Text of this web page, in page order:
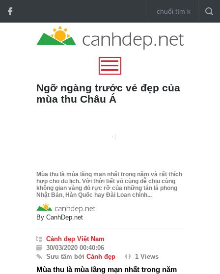
Ngỡ ngàng trước vẻ đẹp của
mùa thu Châu Á
Mùa thu là mùa lãng mạn nhất trong năm và rất thích
hợp cho du lịch. Với thời tiết vô cùng dễ chịu cùng
không gian vàng đỏ rực rỡ của những tán lá phong
Nhật Bản, Hàn Quốc hay Đài Loan chính...
By CanhDep.net
Cảnh đẹp Việt Nam
30/03/2020 00:40:06
Sưu tầm bởi Cảnh đẹp 1 Views
Mùa thu là mùa lãng mạn nhất trong năm